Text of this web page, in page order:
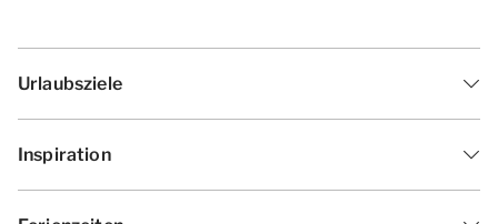
Urlaubsziele
Inspiration